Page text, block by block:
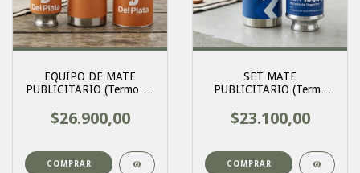
EQUIPO DE MATE
PUBLICITARIO (Termo 1L
$26.900,00
SET MATE
PUBLICITARIO (Termo
$23.100,00